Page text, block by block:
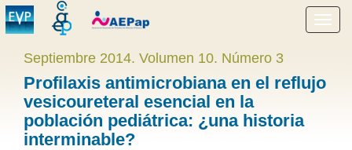
menú
Septiembre 2014. Volumen 10. Número 3
Profilaxis antimicrobiana en el reflujo
vesicoureteral esencial en la
población pediátrica: ¿una historia
interminable?